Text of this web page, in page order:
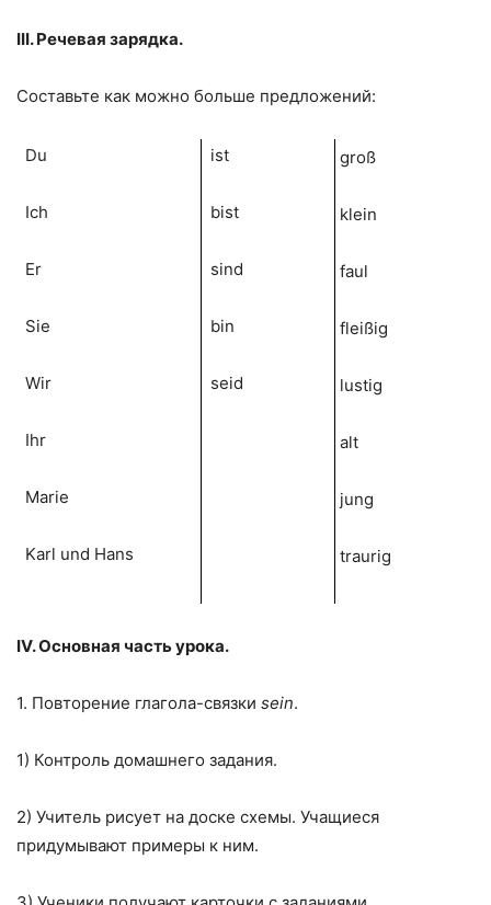
III. Речевая зарядка.
Составьте как можно больше предложений:
Du
Ich
Er
Sie
Wir
Ihr
Marie
Karl und Hans
ist
bist
sind
bin
seid
groß
klein
faul
fleißig
lustig
alt
jung
traurig
IV. Основная часть урока.
1. Повторение глагола-связки sein.
1) Контроль домашнего задания.
2) Учитель рисует на доске схемы. Учащиеся
придумывают примеры к ним.